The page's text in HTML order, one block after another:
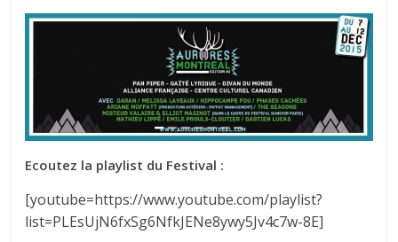
Ecoutez la playlist du Festival :
[youtube=https://www.youtube.com/playlist?
list=PLEsUjN6fxSg6NfkJENe8ywy5Jv4c7w-8E]